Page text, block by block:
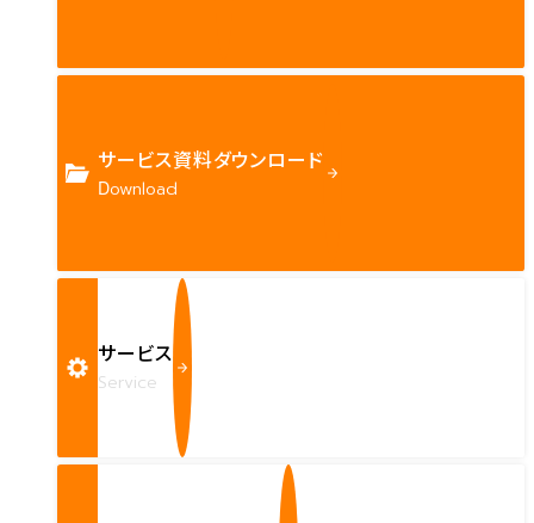
サービス資料ダウンロード
Download
サービス
Service